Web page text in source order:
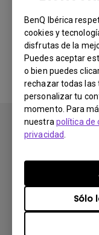
BenQ Ibérica
cookies y
disfrutas de la
Puedes aceptar
o bien puedes
rechazar todas las
personalizar tu
momento. Para
nuestra política de
privacidad
Sólo
No hay